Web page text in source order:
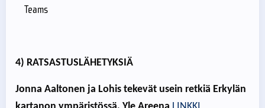
Teams
4) RATSASTUSLÄHETYKSIÄ
Jonna Aaltonen ja Lohis tekevät usein retkiä Erkylän